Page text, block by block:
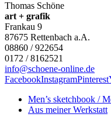
Thomas Schöne
art + grafik
Frankau 9
87675 Rettenbach a.A.
08860 / 922654
0172 / 8162521
info@schoene-online.de
FacebookInstagramPinterest
Men’s sketchbook /
Aus meiner Werkstatt